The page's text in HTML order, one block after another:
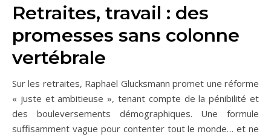
Retraites, travail : des
promesses sans colonne
vertébrale
Sur les retraites, Raphaël Glucksmann promet une réforme
« juste et ambitieuse », tenant compte de la pénibilité et
des bouleversements démographiques. Une formule
suffisamment vague pour contenter tout le monde… et ne